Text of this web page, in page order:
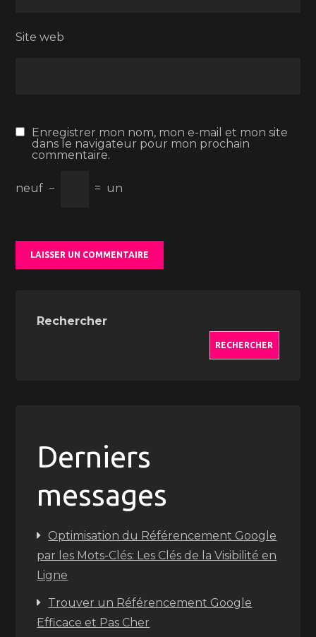
Site web
Enregistrer mon nom, mon e-mail et mon site
dans le navigateur pour mon prochain
commentaire.
neuf − = un
Rechercher
RECHERCHER
Derniers
messages
Optimisation du Référencement Google
par les Mots-Clés: Les Clés de la Visibilité en
Ligne
Trouver un Référencement Google
Efficace et Pas Cher